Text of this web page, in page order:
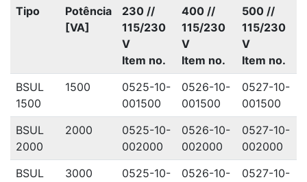
Tipo
Potência
[VA]
230 //
115/230
V
Item no.
400 //
115/230
V
Item no.
500 //
115/230
V
Item no.
BSUL
1500
1500
0525-10-
001500
0526-10-
001500
0527-10-
001500
BSUL
2000
2000
0525-10-
002000
0526-10-
002000
0527-10-
002000
BSUL
3000
0525-10-
0526-10-
0527-10-